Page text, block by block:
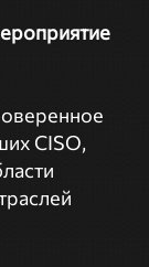
CISO,